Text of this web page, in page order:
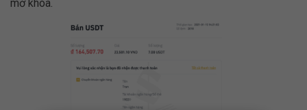
mở khóa.